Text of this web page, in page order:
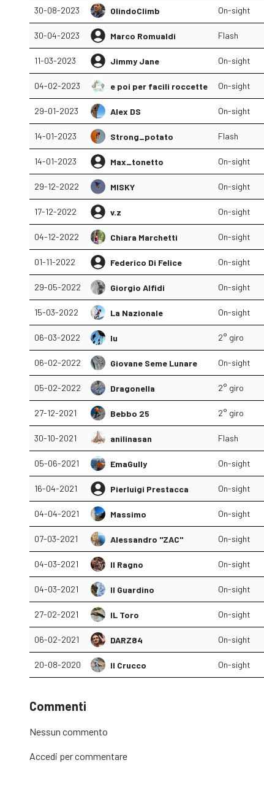
30-08-2023 OlindoClimb On-sight
30-04-2023 Marco Romualdi Flash
11-03-2023 Jimmy Jane On-sight
04-02-2023 e poi per facili roccette On-sight
29-01-2023 Alex DS On-sight
14-01-2023 Strong_potato Flash
14-01-2023 Max_tonetto On-sight
29-12-2022 MISKY On-sight
17-12-2022 v.z On-sight
04-12-2022 Chiara Marchetti On-sight
01-11-2022 Federico Di Felice On-sight
29-05-2022 Giorgio Alfidi On-sight
15-03-2022 La Nazionale On-sight
06-03-2022 lu 2° giro
06-02-2022 Giovane Seme Lunare On-sight
05-02-2022 Dragonella 2° giro
27-12-2021 Bebbo 25 2° giro
30-10-2021 anilinasan Flash
05-06-2021 EmaGully On-sight
16-04-2021 Pierluigi Prestacca On-sight
04-04-2021 Massimo On-sight
07-03-2021 Alessandro "ZAC" On-sight
04-03-2021 Il Ragno On-sight
04-03-2021 Il Guardino On-sight
27-02-2021 IL Toro On-sight
06-02-2021 DARZ84 On-sight
20-08-2020 Il Crucco On-sight
Commenti
Nessun commento
Accedi per commentare